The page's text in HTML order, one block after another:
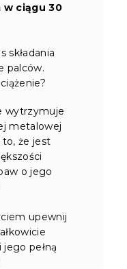
ciągu 30
składania
palców.
wytrzymuje
metalowej
to, że jest
o jego
upewnij
jego pełną